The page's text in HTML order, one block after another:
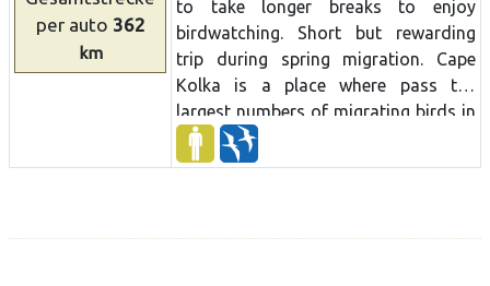
per auto 362
km
to take longer breaks to enjoy
birdwatching. Short but rewarding
trip during spring migration. Cape
Kolka is a place where pass the
largest numbers of migrating birds in
the spring time. More than several
tenth of thousand birds cross the
more than 100 different species daily